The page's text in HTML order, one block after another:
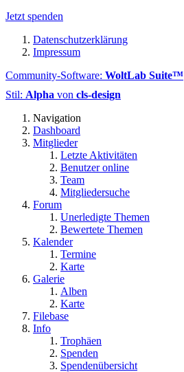
Jetzt spenden
Datenschutzerklärung
Impressum
Community-Software: WoltLab Suite™
Stil: Alpha von cls-design
Navigation
Dashboard
Mitglieder
Letzte Aktivitäten
Benutzer online
Team
Mitgliedersuche
Forum
Unerledigte Themen
Bewertete Themen
Kalender
Termine
Karte
Galerie
Alben
Karte
Filebase
Info
Trophäen
Spenden
Spendenübersicht